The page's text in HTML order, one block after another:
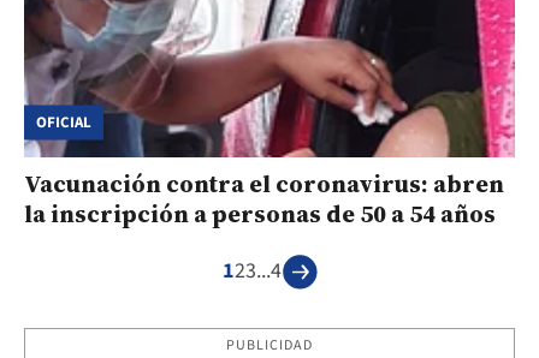
OFICIAL
Vacunación contra el coronavirus: abren
la inscripción a personas de 50 a 54 años
123...4
PUBLICIDAD